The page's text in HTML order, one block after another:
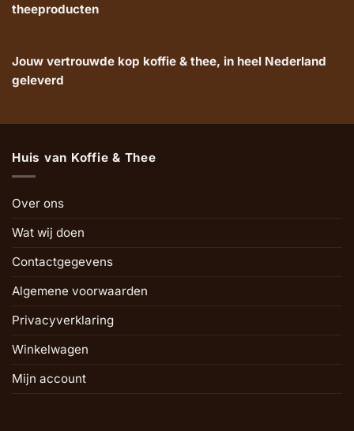
theeproducten
Jouw vertrouwde kop koffie & thee, in heel Nederland
geleverd
Huis van Koffie & Thee
Over ons
Wat wij doen
Contactgegevens
Algemene voorwaarden
Privacyverklaring
Winkelwagen
Mijn account